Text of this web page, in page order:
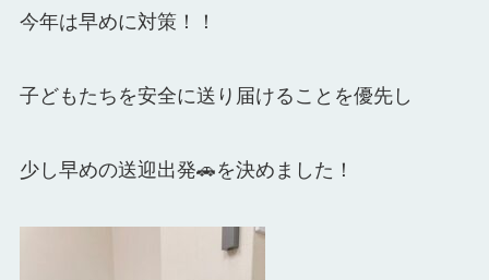
今年は早めに対策！！
子どもたちを安全に送り届けることを優先し
少し早めの送迎出発🚗を決めました！